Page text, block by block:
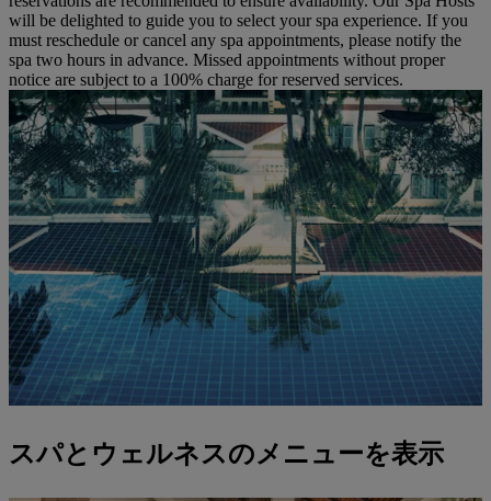
will be delighted to guide you to select your spa experience. If you
must reschedule or cancel any spa appointments, please notify the
spa two hours in advance. Missed appointments without proper
notice are subject to a 100% charge for reserved services.
スパとウェルネスのメニューを表示